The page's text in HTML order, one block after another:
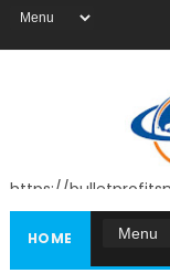
https://
HOME